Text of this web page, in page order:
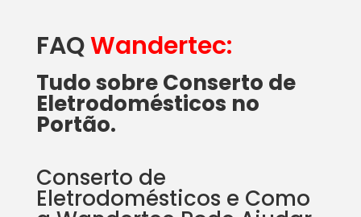
FAQWandertec:
Tudo sobre Conserto de
Eletrodomésticos no
Portão.
Conserto de
Eletrodomésticos e Como